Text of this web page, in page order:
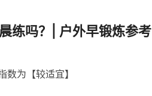
练吗？| 户外早锻炼参考
数为【较适宜】